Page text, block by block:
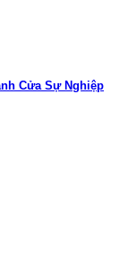
Cửa Sự Nghiệp